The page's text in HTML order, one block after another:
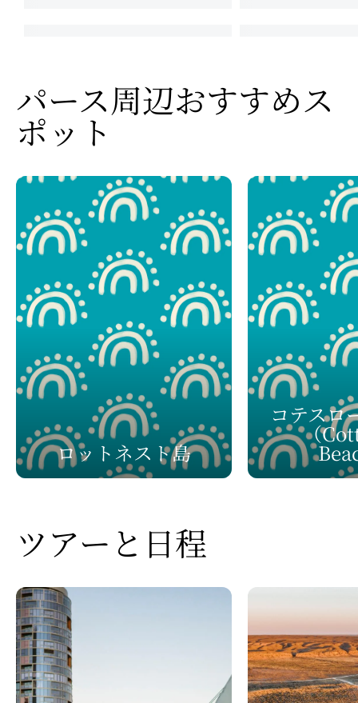
パース周辺おすすめス
ポット
ロットネスト島
コテスロ
（
ツアーと ​日程